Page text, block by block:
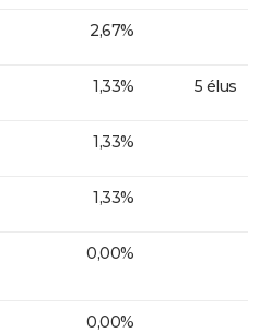
2,67%
1,33% 5 élus
1,33%
1,33%
0,00%
0,00%